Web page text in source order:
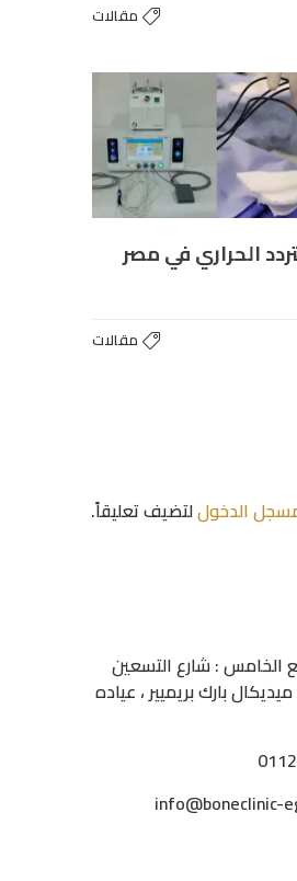
مقالات
الحراري في مصر
مقالات
الدخوللتضيف تعليقاً.
الخامس : شارع التسعين
بارك بريميير ، عياده
info@boneclinic-